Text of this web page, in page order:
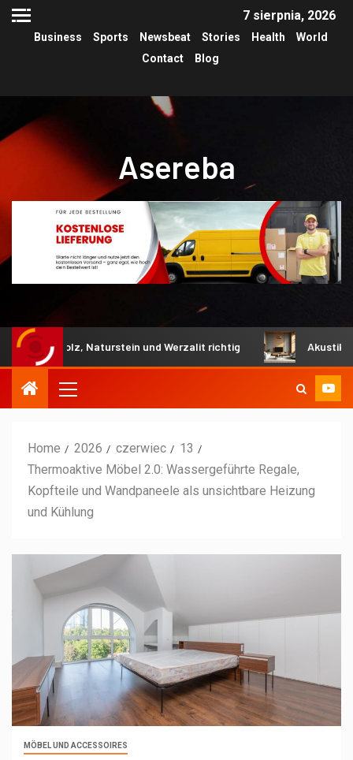
7 sierpnia, 2026
Business Sports Newsbeat Stories Health
World
Contact
Blog
Asereba
Naturstein und Werzalit richtig Akustik im
Home 2026 czerwiec
13
Thermoaktive Möbel 2.0: Wassergeführte Regale,
Kopfteile und Wandpaneele als unsichtbare Heizung
und Kühlung
MÖBEL UND ACCESSOIRES